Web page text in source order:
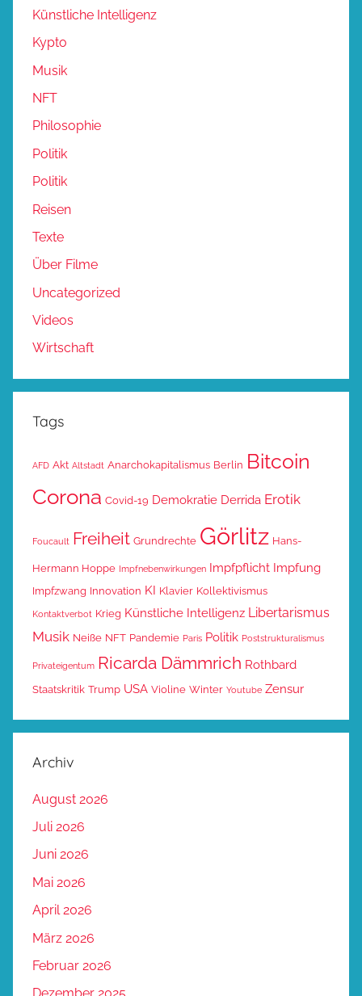
Künstliche Intelligenz
Kypto
Musik
NFT
Philosophie
Politik
Politik
Reisen
Texte
Über Filme
Uncategorized
Videos
Wirtschaft
Tags
AFD Akt Altstadt Anarchokapitalismus Berlin Bitcoin
Corona Covid-19 Demokratie Derrida Erotik
Foucault Freiheit Grundrechte Görlitz Hans-
Hermann Hoppe Impfnebenwirkungen Impfpflicht Impfung
Impfzwang Innovation KI Klavier Kollektivismus
Kontaktverbot Krieg Künstliche Intelligenz Libertarismus
Musik Neiße NFT Pandemie Paris Politik Poststrukturalismus
Privateigentum Ricarda Dämmrich Rothbard
Staatskritik Trump USA Violine Winter Youtube Zensur
Archiv
August 2026
Juli 2026
Juni 2026
Mai 2026
April 2026
März 2026
Februar 2026